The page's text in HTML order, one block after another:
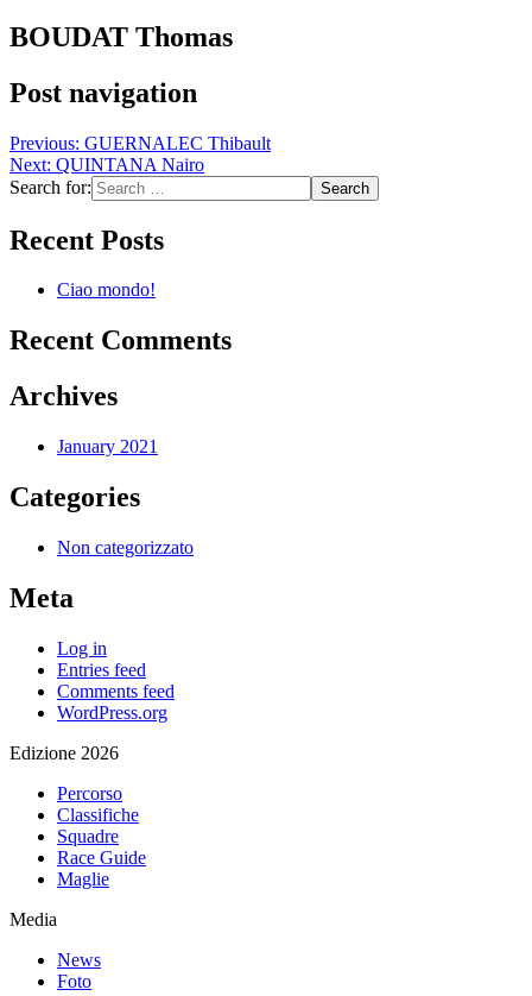
BOUDAT Thomas
Post navigation
Previous: GUERNALEC Thibault
Next: QUINTANA Nairo
Search for:
Recent Posts
Ciao mondo!
Recent Comments
Archives
January 2021
Categories
Non categorizzato
Meta
Log in
Entries feed
Comments feed
WordPress.org
Edizione 2026
Percorso
Classifiche
Squadre
Race Guide
Maglie
Media
News
Foto